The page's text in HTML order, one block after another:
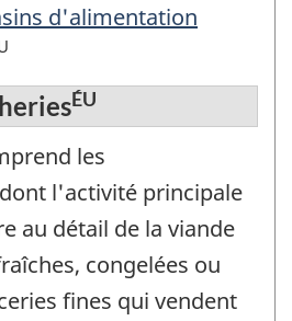
d'alimentation
ÉU
les
l'activité principale
au détail de la viande
congelées ou
fines qui vendent